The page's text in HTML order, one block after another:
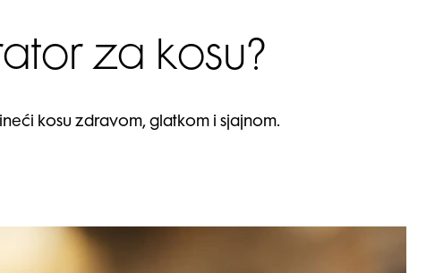
za kosu?
kosu zdravom, glatkom i sjajnom.